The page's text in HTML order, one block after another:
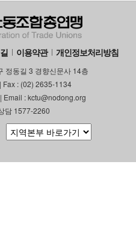
이용약관 개인정보처리방침
정동길 3 경향신문사 14층
Fax : (02) 2635-1134
Email : kctu@nodong.org
담 1577-2260